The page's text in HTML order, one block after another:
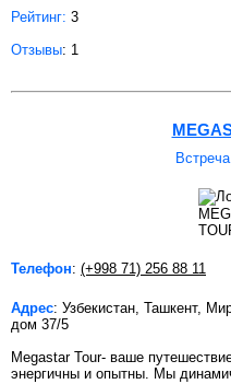
Рейтинг: 3
Отзывы: 1
Телефон: (+998 71) 256 88 11
Адрес: Узбекистан, Ташкент,
дом 37/5
Megastar Tour- ваше
энергичны и опытны. Мы